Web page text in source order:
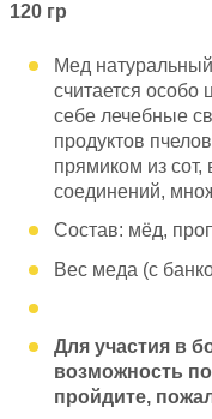
120 гр
Мед
считается особо
себе лечебные
продуктов
прямиком из сот,
соединений,
Состав: мёд,
Вес меда (с
Для участия в
возможность
пройдите,